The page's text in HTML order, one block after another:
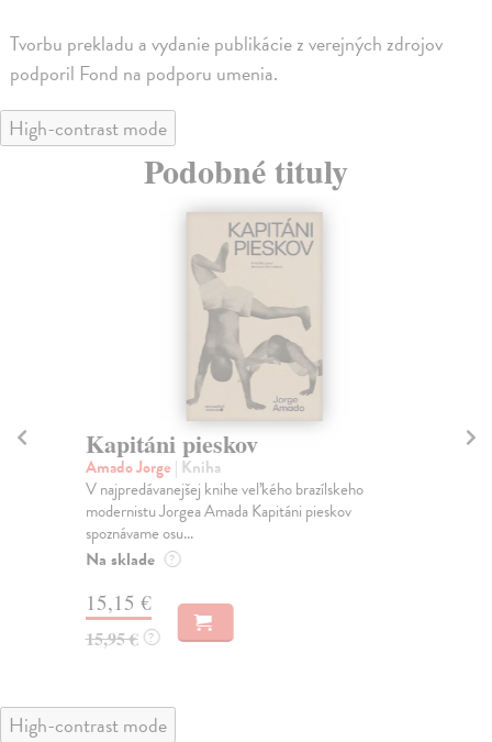
Tvorbu prekladu a vydanie publikácie z verejných zdrojov
podporil Fond na podporu umenia.
High-contrast mode
Podobné tituly
Kapitáni pieskov
Amado Jorge| Kniha
V najpredávanejšej knihe veľkého brazílskeho
modernistu Jorgea Amada Kapitáni pieskov
spoznávame osu...
Na sklade ?
15,15 €
15,95 € ?
High-contrast mode